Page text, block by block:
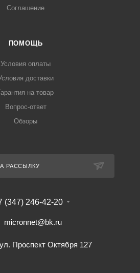
Соглашение
ПОМОЩЬ
Условия оплаты
доставки
на товар
Вопрос-ответ
Обзоры
РАССЫЛКУ
(347) 246-42-20
micronnet@bk.ru
Проспект Октября 127